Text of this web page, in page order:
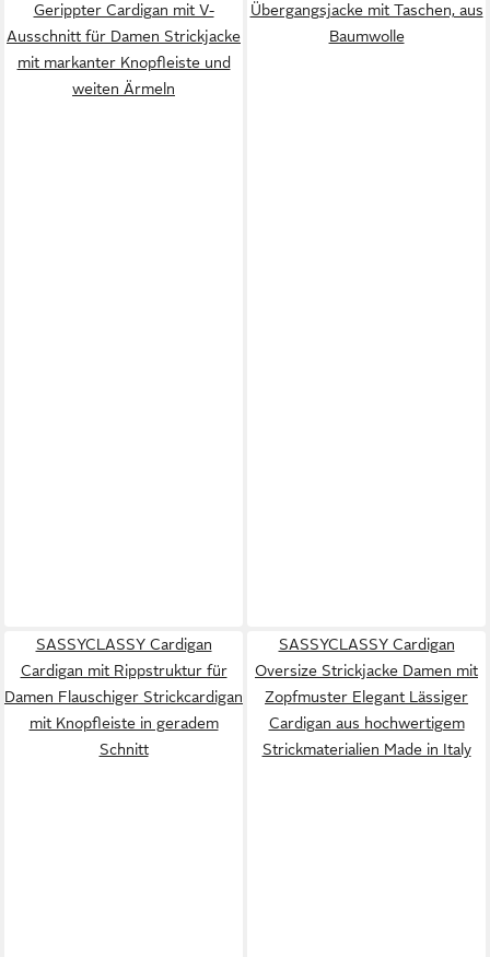
Gerippter Cardigan mit V-
Ausschnitt für Damen Strickjacke
mit markanter Knopfleiste und
weiten Ärmeln
Übergangsjacke mit Taschen, aus
Baumwolle
SASSYCLASSY Cardigan
Cardigan mit Rippstruktur für
Damen Flauschiger Strickcardigan
mit Knopfleiste in geradem
Schnitt
SASSYCLASSY Cardigan
Oversize Strickjacke Damen mit
Zopfmuster Elegant Lässiger
Cardigan aus hochwertigem
Strickmaterialien Made in Italy